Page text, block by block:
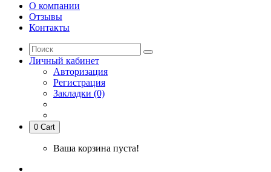
О компании
Отзывы
Контакты
Личный кабинет
Авторизация
Регистрация
Закладки (0)
0 Cart
Ваша корзина пуста!